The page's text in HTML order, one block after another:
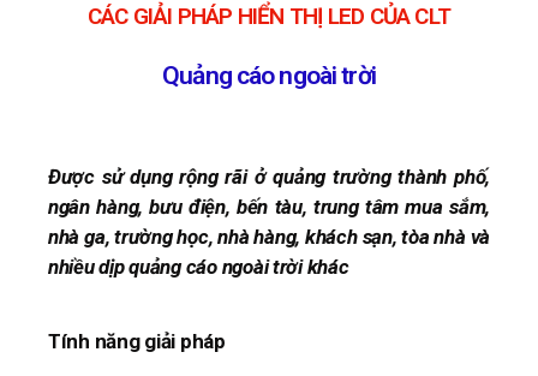
CÁC GIẢI PHÁP HIỂN THỊ LED CỦA CLT
Quảng cáo ngoài trời
Được sử dụng rộng rãi ở quảng trường thành phố,
ngân hàng, bưu điện, bến tàu, trung tâm mua sắm,
nhà ga, trường học, nhà hàng, khách sạn, tòa nhà và
nhiều dịp quảng cáo ngoài trời khác
Tính năng giải pháp